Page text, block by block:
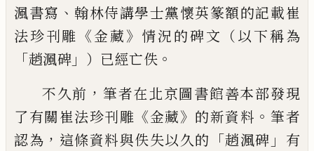
渢書寫 、翰林侍講學士黨懷英篆額的記載崔
法珍刊雕 《金藏》 情況的碑文（以下稱為
「趙渢碑 」 ）已經亡佚 。
不久前 ， 筆者在北京圖書館善本部發現
了有關崔法珍刊雕 《金藏》 的新資料 。筆者
認為 ， 這條資料與佚失以久的 「趙渢碑 」 有